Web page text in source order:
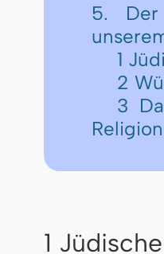
5. Der
1
2
3
Religion
1